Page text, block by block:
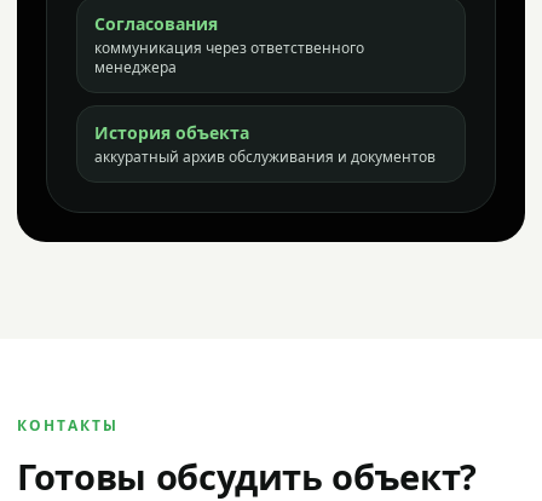
Согласования
коммуникация через ответственного
менеджера
История объекта
аккуратный архив обслуживания и документов
КОНТАКТЫ
Готовы обсудить объект?